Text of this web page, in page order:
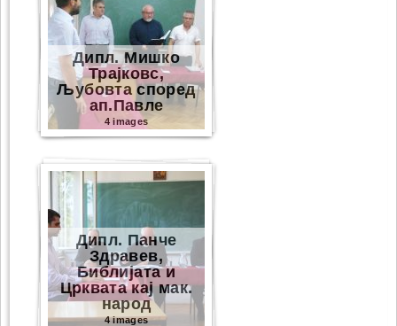
Дипл. Мишко
Трајковс,
Љубовта според
ап.Павле
4 images
Дипл. Панче
Здравев,
Библијата и
Црквата кај мак.
народ
4 images